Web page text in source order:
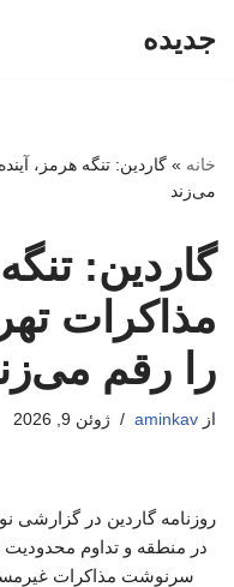
جدیده
خانه » گاردین: تنگه هرمز،
می‌زند
گاردین:
مذاکرات
را رقم
از aminkav ژوئن 9, 2026
روزنامه گاردین در
در منطقه و تداوم محدودیت
سرنوشت مذاکرات